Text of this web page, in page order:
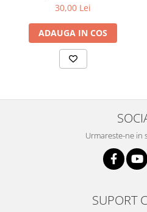
sandwichuri, salate sau oua
30,00 Lei
ADAUGA IN COS
Urmareste-ne in
SUPORT